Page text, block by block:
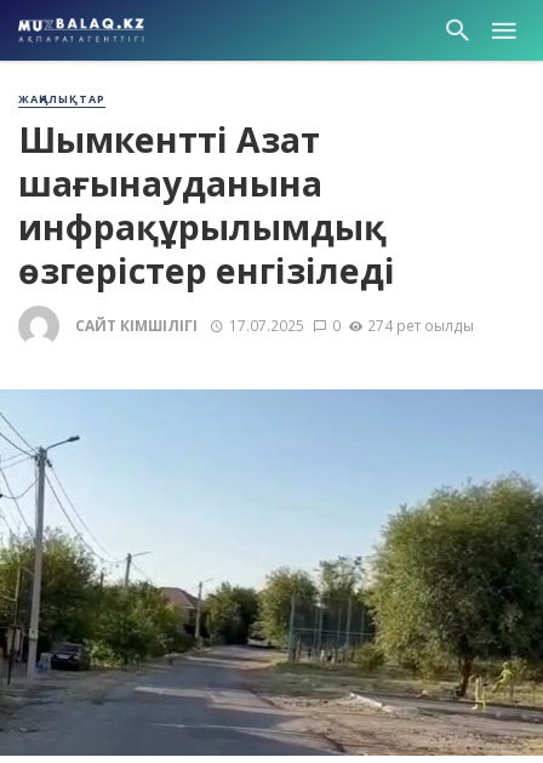
ЖАҢАЛЫҚТАР
Шымкенттің Азат
шағынауданына
инфрақұрылымдық
өзгерістер енгізіледі
САЙТ ӘКІМШІЛІГІ 17.07.2025 0 274 рет оқылды